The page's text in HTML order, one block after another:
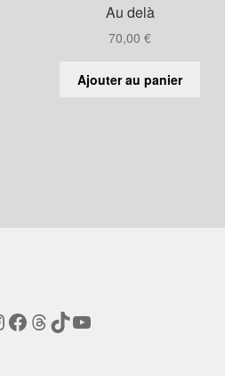
Au delà
70,00€
Ajouter au panier
Facebook
Threads
TikTokYouTube